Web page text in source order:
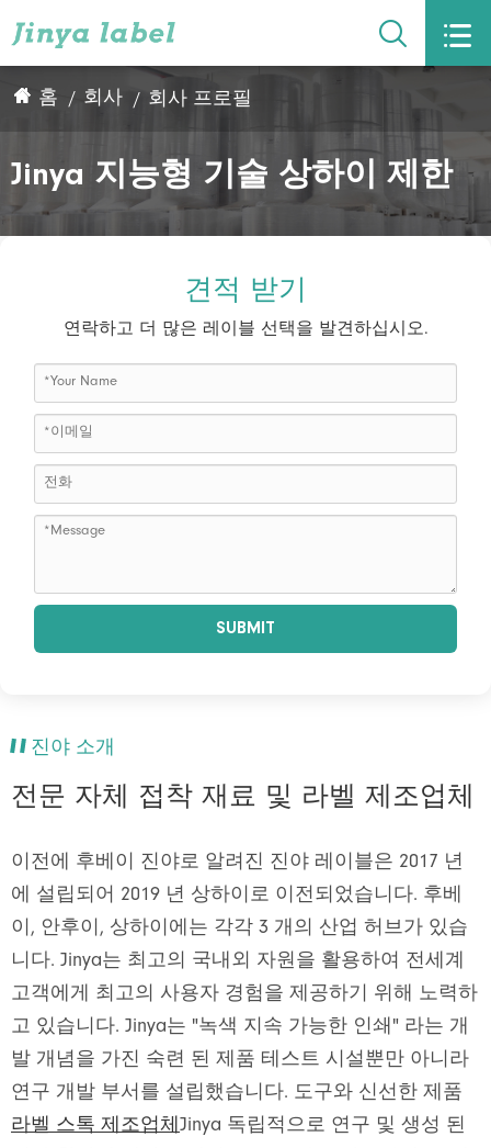
 
Jinya 지능형 기술 상하이 제한
견적 받기
연락하고 더 많은 레이블 선택을 발견하십시오.
SUBMIT
홈 회사 회사 프로필
진야 소개
전문 자체 접착 재료 및 라벨 제조업체
이전에 후베이 진야로 알려진 진야 레이블은 2017 년
에 설립되어 2019 년 상하이로 이전되었습니다. 후베
이, 안후이, 상하이에는 각각 3 개의 산업 허브가 있습
니다. Jinya는 최고의 국내외 자원을 활용하여 전세계
고객에게 최고의 사용자 경험을 제공하기 위해 노력하
고 있습니다. Jinya는 "녹색 지속 가능한 인쇄" 라는 개
발 개념을 가진 숙련 된 제품 테스트 시설뿐만 아니라
연구 개발 부서를 설립했습니다. 도구와 신선한 제품
라벨 스톡 제조업체Jinya 독립적으로 연구 및 생성 된